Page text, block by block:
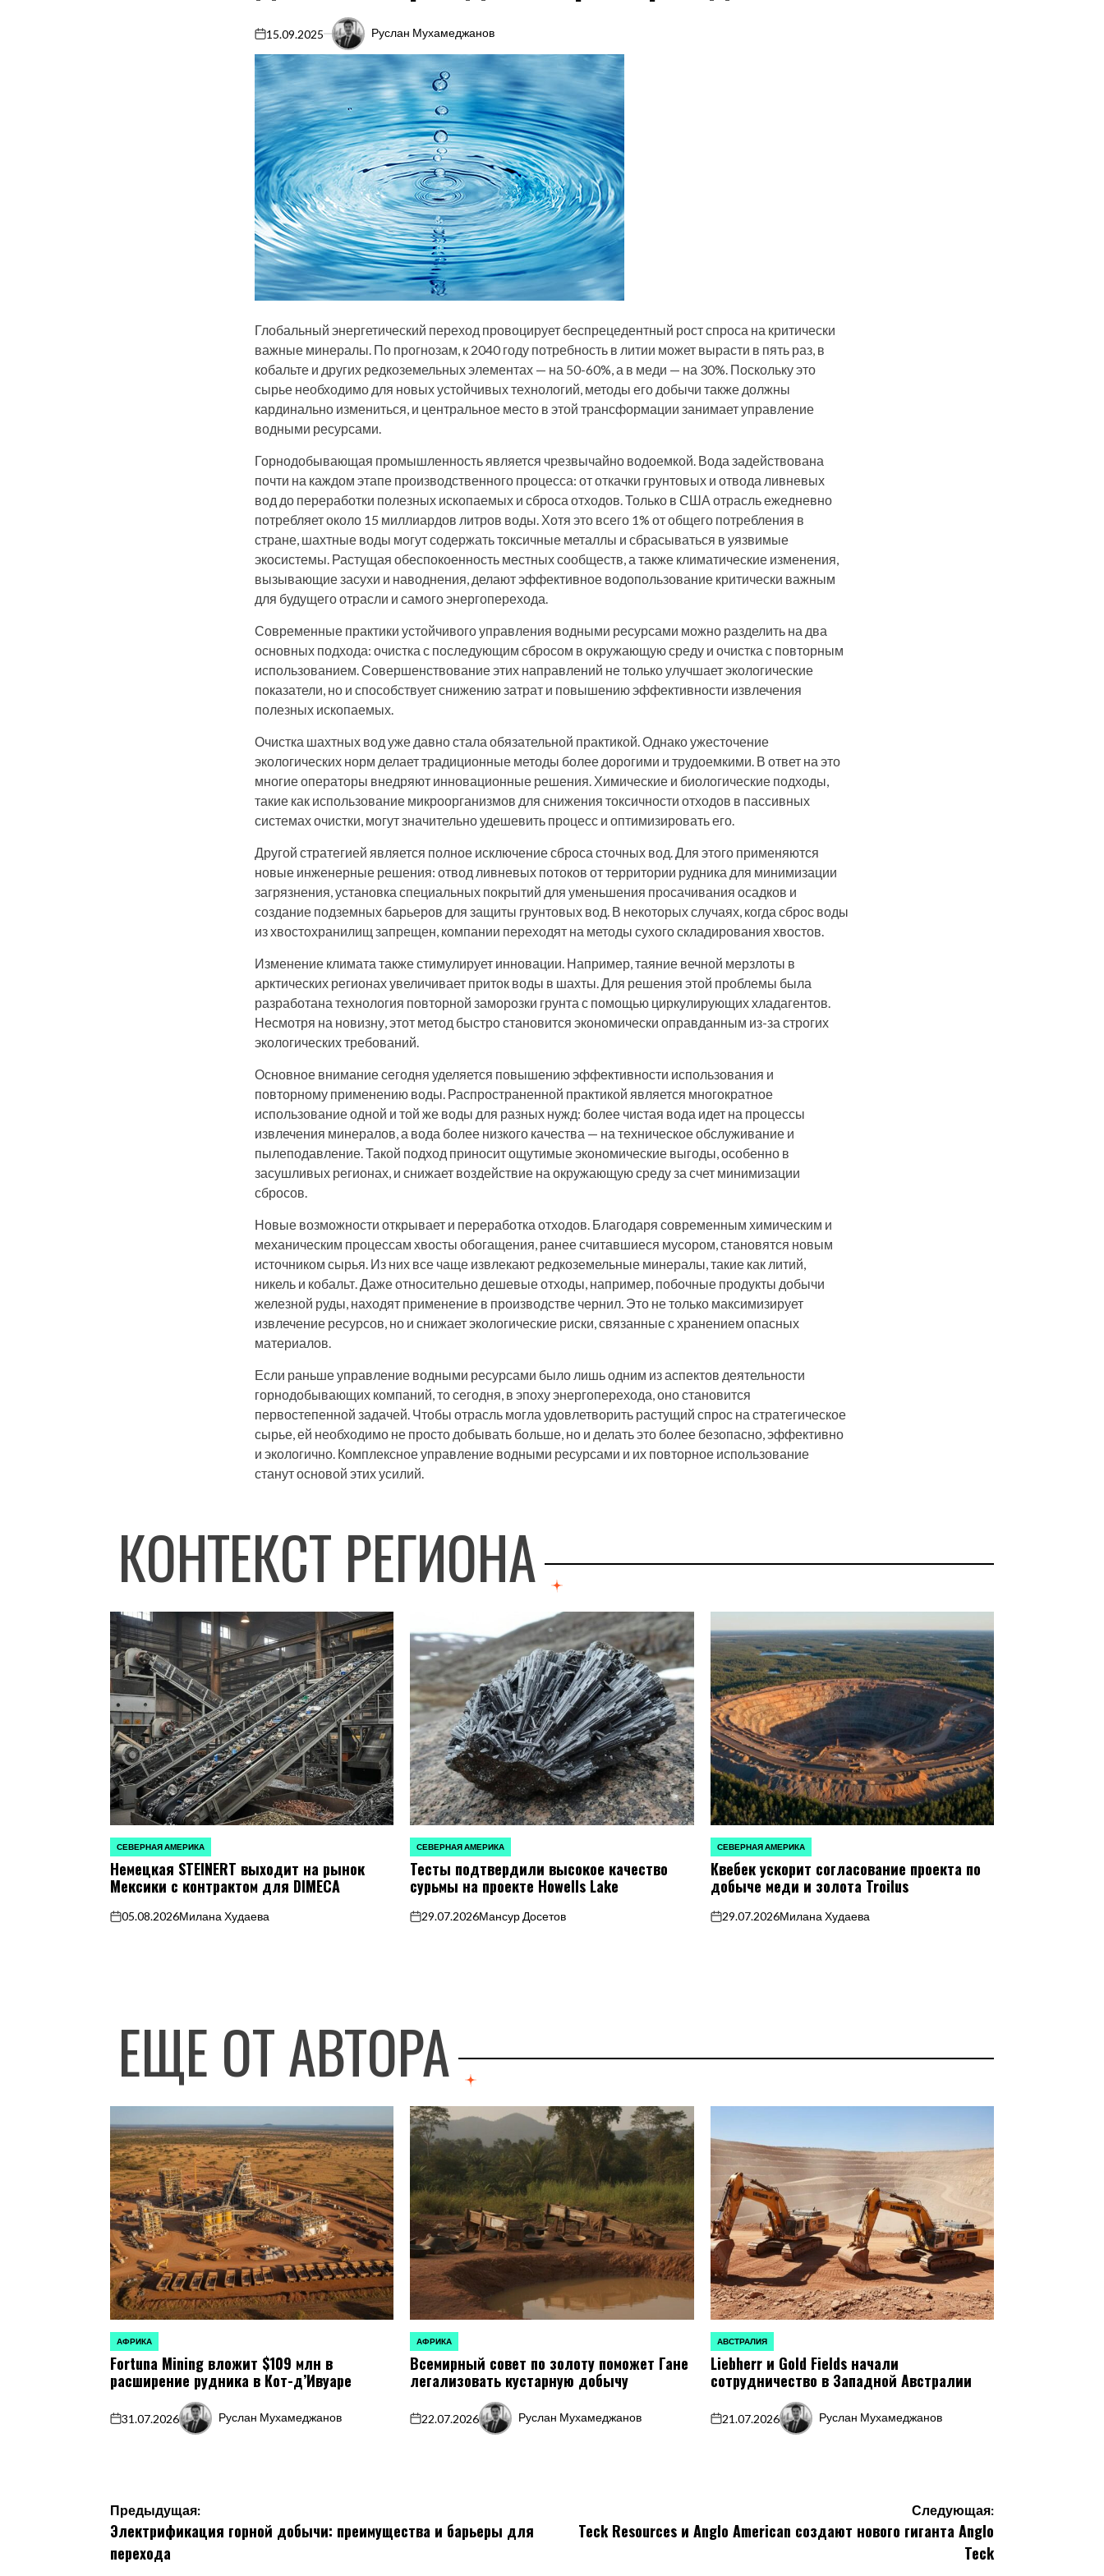
on
15.09.2025 Руслан Мухамеджанов
Глобальный энергетический переход провоцирует беспрецедентный рост спроса на критически
важные минералы. По прогнозам, к 2040 году потребность в литии может вырасти в пять раз, в
кобальте и других редкоземельных элементах — на 50-60%, а в меди — на 30%. Поскольку это
сырье необходимо для новых устойчивых технологий, методы его добычи также должны
кардинально измениться, и центральное место в этой трансформации занимает управление
водными ресурсами.
Горнодобывающая промышленность является чрезвычайно водоемкой. Вода задействована
почти на каждом этапе производственного процесса: от откачки грунтовых и отвода ливневых
вод до переработки полезных ископаемых и сброса отходов. Только в США отрасль ежедневно
потребляет около 15 миллиардов литров воды. Хотя это всего 1% от общего потребления в
стране, шахтные воды могут содержать токсичные металлы и сбрасываться в уязвимые
экосистемы. Растущая обеспокоенность местных сообществ, а также климатические изменения,
вызывающие засухи и наводнения, делают эффективное водопользование критически важным
для будущего отрасли и самого энергоперехода.
Современные практики устойчивого управления водными ресурсами можно разделить на два
основных подхода: очистка с последующим сбросом в окружающую среду и очистка с повторным
использованием. Совершенствование этих направлений не только улучшает экологические
показатели, но и способствует снижению затрат и повышению эффективности извлечения
полезных ископаемых.
Очистка шахтных вод уже давно стала обязательной практикой. Однако ужесточение
экологических норм делает традиционные методы более дорогими и трудоемкими. В ответ на это
многие операторы внедряют инновационные решения. Химические и биологические подходы,
такие как использование микроорганизмов для снижения токсичности отходов в пассивных
системах очистки, могут значительно удешевить процесс и оптимизировать его.
Другой стратегией является полное исключение сброса сточных вод. Для этого применяются
новые инженерные решения: отвод ливневых потоков от территории рудника для минимизации
загрязнения, установка специальных покрытий для уменьшения просачивания осадков и
создание подземных барьеров для защиты грунтовых вод. В некоторых случаях, когда сброс воды
из хвостохранилищ запрещен, компании переходят на методы сухого складирования хвостов.
Изменение климата также стимулирует инновации. Например, таяние вечной мерзлоты в
арктических регионах увеличивает приток воды в шахты. Для решения этой проблемы была
разработана технология повторной заморозки грунта с помощью циркулирующих хладагентов.
Несмотря на новизну, этот метод быстро становится экономически оправданным из-за строгих
экологических требований.
Основное внимание сегодня уделяется повышению эффективности использования и
повторному применению воды. Распространенной практикой является многократное
использование одной и той же воды для разных нужд: более чистая вода идет на процессы
извлечения минералов, а вода более низкого качества — на техническое обслуживание и
пылеподавление. Такой подход приносит ощутимые экономические выгоды, особенно в
засушливых регионах, и снижает воздействие на окружающую среду за счет минимизации
сбросов.
Новые возможности открывает и переработка отходов. Благодаря современным химическим и
механическим процессам хвосты обогащения, ранее считавшиеся мусором, становятся новым
источником сырья. Из них все чаще извлекают редкоземельные минералы, такие как литий,
никель и кобальт. Даже относительно дешевые отходы, например, побочные продукты добычи
железной руды, находят применение в производстве чернил. Это не только максимизирует
извлечение ресурсов, но и снижает экологические риски, связанные с хранением опасных
материалов.
Если раньше управление водными ресурсами было лишь одним из аспектов деятельности
горнодобывающих компаний, то сегодня, в эпоху энергоперехода, оно становится
первостепенной задачей. Чтобы отрасль могла удовлетворить растущий спрос на стратегическое
сырье, ей необходимо не просто добывать больше, но и делать это более безопасно, эффективно
и экологично. Комплексное управление водными ресурсами и их повторное использование
станут основой этих усилий.
КОНТЕКСТ РЕГИОНА
ОПУБЛИКОВАНО
В
СЕВЕРНАЯ АМЕРИКА
Немецкая STEINERT выходит на рынок
Мексики с контрактом для DIMECA
on
05.08.2026Милана Худаева
ОПУБЛИКОВАНО
В
СЕВЕРНАЯ АМЕРИКА
Тесты подтвердили высокое качество
сурьмы на проекте Howells Lake
on
29.07.2026Мансур Досетов
ОПУБЛИКОВАНО
В
СЕВЕРНАЯ АМЕРИКА
Квебек ускорит согласование проекта по
добыче меди и золота Troilus
on
29.07.2026Милана Худаева
ЕЩЕ ОТ АВТОРА
ОПУБЛИКОВАНО
В
АФРИКА
Fortuna Mining вложит $109 млн в
расширение рудника в Кот-д’Ивуаре
on
31.07.2026
Запись
Руслан Мухамеджанов
ОПУБЛИКОВАНО
В
АФРИКА
Всемирный совет по золоту поможет Гане
легализовать кустарную добычу
on
22.07.2026
Запись
Руслан Мухамеджанов
ОПУБЛИКОВАНО
В
АВСТРАЛИЯ
Liebherr и Gold Fields начали
сотрудничество в Западной Австралии
on
21.07.2026
Запись
Руслан Мухамеджанов
Навигация
по
Предыдущая:
Электрификация горной добычи: преимущества и барьеры для
перехода
Следующая:
Teck Resources и Anglo American создают нового гиганта Anglo
Teck